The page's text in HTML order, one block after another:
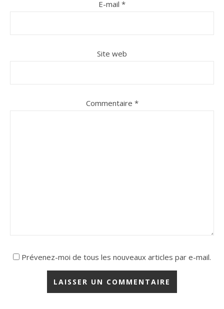
E-mail *
Site web
Commentaire *
Prévenez-moi de tous les nouveaux articles par e-mail.